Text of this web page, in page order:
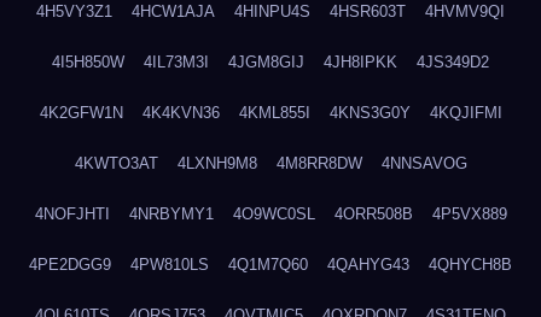
4H5VY3Z1 4HCW1AJA 4HINPU4S 4HSR603T 4HVMV9QI
4I5H850W 4IL73M3I 4JGM8GIJ 4JH8IPKK 4JS349D2
4K2GFW1N 4K4KVN36 4KML855I 4KNS3G0Y 4KQJIFMI
4KWTO3AT 4LXNH9M8 4M8RR8DW 4NNSAVOG
4NOFJHTI 4NRBYMY1 4O9WC0SL 4ORR508B 4P5VX889
4PE2DGG9 4PW810LS 4Q1M7Q60 4QAHYG43 4QHYCH8B